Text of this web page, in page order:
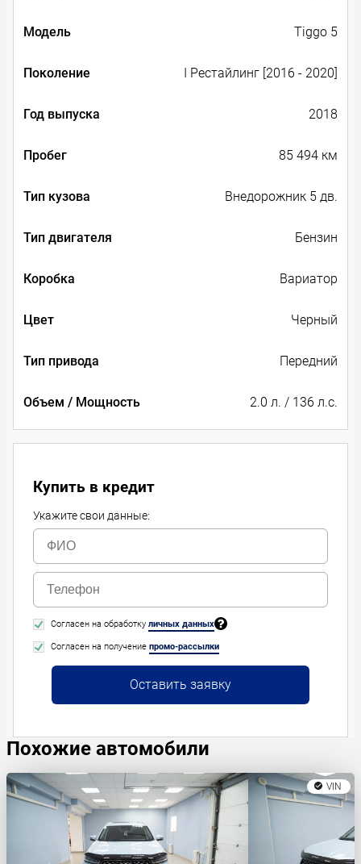
Модель Tiggo 5
Поколение I Рестайлинг [2016 - 2020]
Год выпуска 2018
Пробег 85 494 км
Тип кузова Внедорожник 5 дв.
Тип двигателя Бензин
Коробка Вариатор
Цвет Черный
Тип привода Передний
Объем / Мощность 2.0 л. / 136 л.с.
Купить в кредит
Укажите свои данные:
Согласен на обработку личных данных
Согласен на получение промо-рассылки
Оставить заявку
Похожие автомобили
VIN